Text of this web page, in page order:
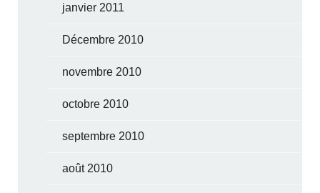
janvier 2011
Décembre 2010
novembre 2010
octobre 2010
septembre 2010
août 2010